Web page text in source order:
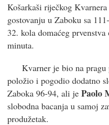
Košarkaši riječkog
gostovanju u Zaboku sa
32. kola domaćeg
minuta.
Kvarner je bio na pragu
položio i pogodio dodatno
Zaboka 96-94, ali je Paolo
slobodna bacanja u samoj
produžetak.